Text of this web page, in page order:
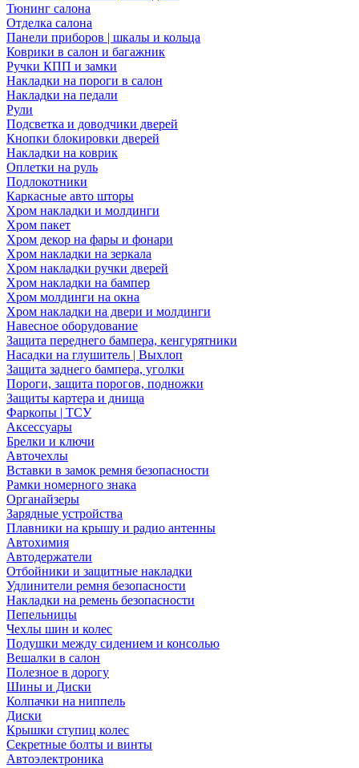
Тюнинг салона
Отделка салона
Панели приборов | шкалы и кольца
Коврики в салон и багажник
Ручки КПП и замки
Накладки на пороги в салон
Накладки на педали
Рули
Подсветка и доводчики дверей
Кнопки блокировки дверей
Накладки на коврик
Оплетки на руль
Подлокотники
Каркасные авто шторы
Хром накладки и молдинги
Хром пакет
Хром декор на фары и фонари
Хром накладки на зеркала
Хром накладки ручки дверей
Хром накладки на бампер
Хром молдинги на окна
Хром накладки на двери и молдинги
Навесное оборудование
Защита переднего бампера, кенгурятники
Насадки на глушитель | Выхлоп
Защита заднего бампера, уголки
Пороги, защита порогов, подножки
Защиты картера и днища
Фаркопы | ТСУ
Аксессуары
Брелки и ключи
Авточехлы
Вставки в замок ремня безопасности
Рамки номерного знака
Органайзеры
Зарядные устройства
Плавники на крышу и радио антенны
Автохимия
Автодержатели
Отбойники и защитные накладки
Удлинители ремня безопасности
Накладки на ремень безопасности
Пепельницы
Чехлы шин и колес
Подушки между сидением и консолью
Вешалки в салон
Полезное в дорогу
Шины и Диски
Колпачки на ниппель
Диски
Крышки ступиц колес
Секретные болты и винты
Автоэлектроника